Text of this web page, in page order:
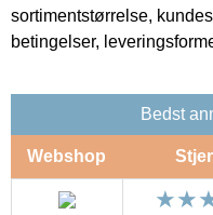
sortimentstørrelse,
betingelser,
Bedst
Webshop